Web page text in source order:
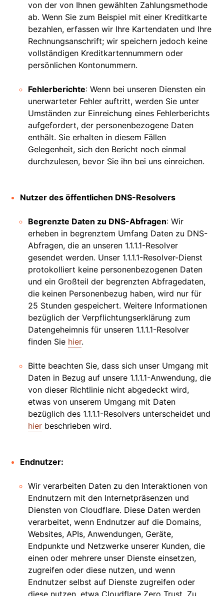
von der von Ihnen gewählten Zahlungsmethode
ab. Wenn Sie zum Beispiel mit einer Kreditkarte
bezahlen, erfassen wir Ihre Kartendaten und Ihre
Rechnungsanschrift; wir speichern jedoch keine
vollständigen Kreditkartennummern oder
persönlichen Kontonummern.
Fehlerberichte: Wenn bei unseren Diensten ein
unerwarteter Fehler auftritt, werden Sie unter
Umständen zur Einreichung eines Fehlerberichts
aufgefordert, der personenbezogene Daten
enthält. Sie erhalten in diesem Fällen
Gelegenheit, sich den Bericht noch einmal
durchzulesen, bevor Sie ihn bei uns einreichen.
Nutzer des öffentlichen DNS-Resolvers
Begrenzte Daten zu DNS-Abfragen: Wir
erheben in begrenztem Umfang Daten zu DNS-
Abfragen, die an unseren 1.1.1.1-Resolver
gesendet werden. Unser 1.1.1.1-Resolver-Dienst
protokolliert keine personenbezogenen Daten
und ein Großteil der begrenzten Abfragedaten,
die keinen Personenbezug haben, wird nur für
25 Stunden gespeichert. Weitere Informationen
bezüglich der Verpflichtungserklärung zum
Datengeheimnis für unseren 1.1.1.1-Resolver
finden Sie hier.
Bitte beachten Sie, dass sich unser Umgang mit
Daten in Bezug auf unsere 1.1.1.1-Anwendung, die
von dieser Richtlinie nicht abgedeckt wird,
etwas von unserem Umgang mit Daten
bezüglich des 1.1.1.1-Resolvers unterscheidet und
hier beschrieben wird.
Endnutzer:
Wir verarbeiten Daten zu den Interaktionen von
Endnutzern mit den Internetpräsenzen und
Diensten von Cloudflare. Diese Daten werden
verarbeitet, wenn Endnutzer auf die Domains,
Websites, APIs, Anwendungen, Geräte,
Endpunkte und Netzwerke unserer Kunden, die
einen oder mehrere unser Dienste einsetzen,
zugreifen oder diese nutzen, und wenn
Endnutzer selbst auf Dienste zugreifen oder
diese nutzen, etwa Cloudflare Zero Trust. Zu